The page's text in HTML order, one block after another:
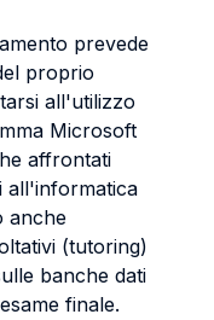
prevede
proprio
all'utilizzo
Microsoft
affrontati
all'informatica
anche
(tutoring)
banche dati
finale.